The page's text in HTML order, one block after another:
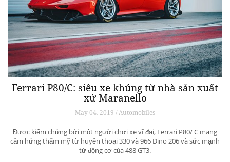
Ferrari P80/C: siêu xe khủng từ ​​nhà sản xuất
xứ Maranello
May 04, 2019 / Automobiles
Được kiểm chứng bởi một người chơi xe vĩ đại, Ferrari P80/ C mang
cảm hứng thẩm mỹ từ huyền thoại 330 và 966 Dino 206 và sức mạnh
từ động cơ của 488 GT3.